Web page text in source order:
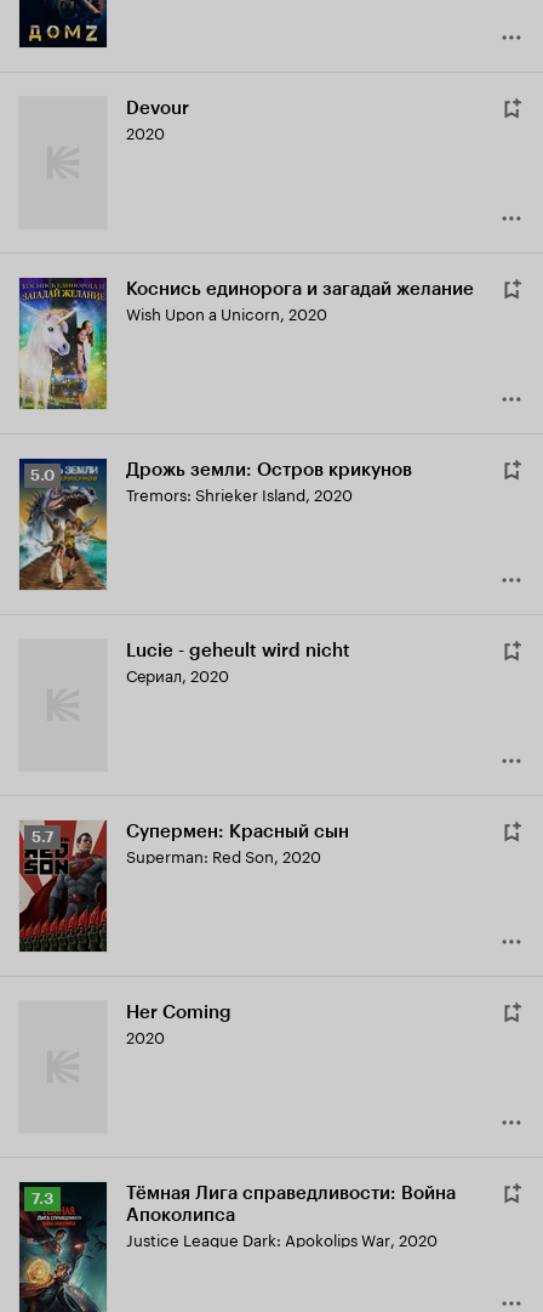
Devour
2020
Коснись единорога и загадай желание
Wish Upon a Unicorn, 2020
Рейтинг
Кинопоиска
5.0
5.0 Дрожь земли: Остров крикунов
Tremors: Shrieker Island, 2020
Lucie - geheult wird nicht
Сериал, 2020
Рейтинг
Кинопоиска
5.7
5.7 Супермен: Красный сын
Superman: Red Son, 2020
Her Coming
2020
Рейтинг
Кинопоиска
7.3
7.3
Тёмная Лига справедливости: Война
Апоколипса
Justice League Dark: Apokolips War, 2020